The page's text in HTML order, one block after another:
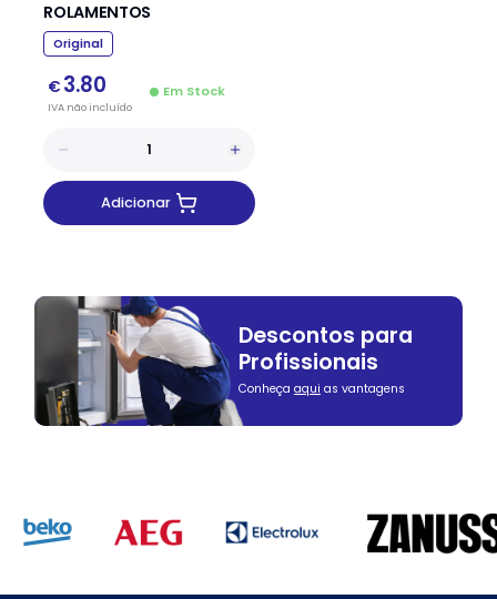
ROLAMENTOS
Original
€ 3.80
IVA nãoincluído
Em Stock
Adicionar
Descontos para
Profissionais
Conheça aqui as vantagens